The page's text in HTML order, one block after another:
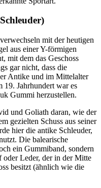
mit der heutigen
aus einer Y-förmigen
mit dem das Geschoss
gar nicht, dass die
Antike und im Mittelalter
19. Jahrhundert war es
Gummi herzustellen.
und Goliath daran, wie der
gezielten Schuss aus seiner
hier die antike Schleuder,
Die balearische
ein Gummiband, sondern
oder Leder, der in der Mitte
besitzt (ähnlich wie die